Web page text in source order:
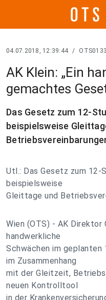
04.07.2018, 12:39:44 / OTS0133
AK Klein: „Ein
gemachtes
Das Gesetz zum 12-
beispielsweise
Utl.: Das Gesetz zum 12-
beispielsweise
Gleittage und
Wien (OTS) - AK
handwerkliche
Schwächen im
im Zusammenhang
mit der Gleitzeit,
neuen Kontrolltool
in der